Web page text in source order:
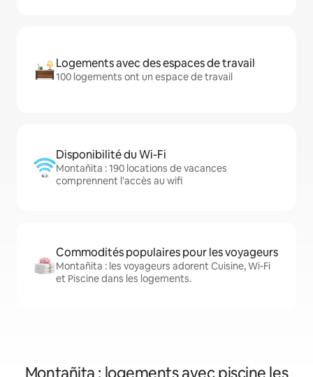
Logements avec des espaces de travail
100 logements ont un espace de travail
Disponibilité du Wi-Fi
Montañita : 190 locations de vacances
comprennent l'accès au wifi
Commodités populaires pour les voyageurs
Montañita : les voyageurs adorent Cuisine, Wi-Fi
et Piscine dans les logements.